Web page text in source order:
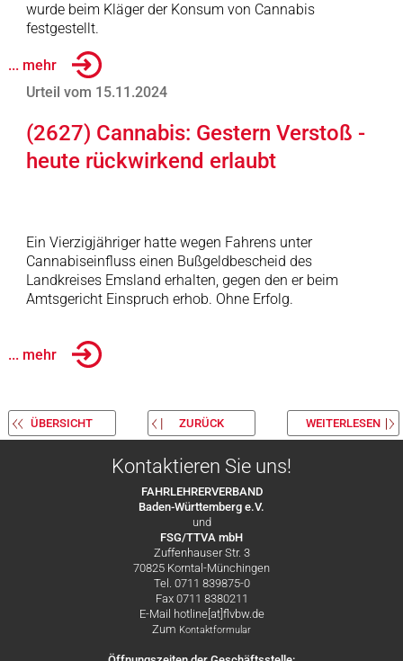
wurde beim Kläger der Konsum von Cannabis
festgestellt.
... mehr
Urteil vom 15.11.2024
(2627) Cannabis: Gestern Verstoß -
heute rückwirkend erlaubt
Ein Vierzigjähriger hatte wegen Fahrens unter
Cannabiseinfluss einen Bußgeldbescheid des
Landkreises Emsland erhalten, gegen den er beim
Amtsgericht Einspruch erhob. Ohne Erfolg.
... mehr
ÜBERSICHT ZURÜCK WEITERLESEN
Kontaktieren Sie uns!
FAHRLEHRERVERBAND
Baden-Württemberg e.V.
und
FSG/TTVA mbH
Zuffenhauser Str. 3
70825 Korntal-Münchingen
Tel. 0711 839875-0
Fax 0711 8380211
E-Mail hotline[at]flvbw.de
Zum Kontaktformular